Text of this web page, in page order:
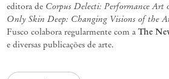
editora de Corpus Delecti: Performance Art
Only Skin Deep: Changing Visions of the
Fusco colabora regularmente com a The
e diversas publicações de arte.